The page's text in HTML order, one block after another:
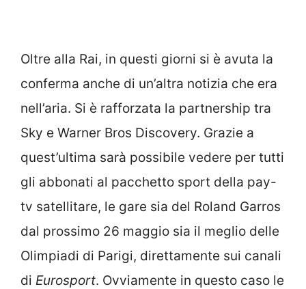
Oltre alla Rai, in questi giorni si è avuta la
conferma anche di un’altra notizia che era
nell’aria. Si è rafforzata la partnership tra
Sky e Warner Bros Discovery. Grazie a
quest’ultima sarà possibile vedere per tutti
gli abbonati al pacchetto sport della pay-
tv satellitare, le gare sia del Roland Garros
dal prossimo 26 maggio sia il meglio delle
Olimpiadi di Parigi, direttamente sui canali
di Eurosport. Ovviamente in questo caso le